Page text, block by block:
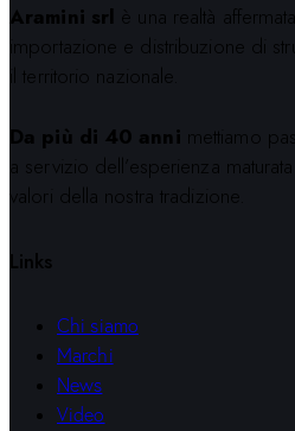
Aramini srl è una realtà
importazione e distribuzione di
il territorio nazionale.
Da più di 40 anni mettiamo
a servizio dell’esperienza
valori della nostra tradizione.
Links
Chi siamo
Marchi
News
Video